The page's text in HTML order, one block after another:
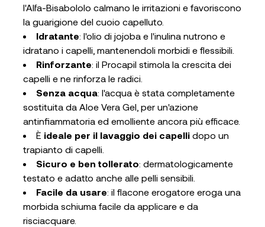
l'Alfa-Bisabololo calmano le irritazioni e favoriscono
la guarigione del cuoio capelluto.
Idratante: l'olio di jojoba e l'inulina nutrono e
idratano i capelli, mantenendoli morbidi e flessibili.
Rinforzante: il Procapil stimola la crescita dei
capelli e ne rinforza le radici.
Senza acqua: l'acqua è stata completamente
sostituita da Aloe Vera Gel, per un'azione
antinfiammatoria ed emolliente ancora più efficace.
È ideale per il lavaggio dei capellidopo un
trapianto di capelli.
Sicuro e ben tollerato: dermatologicamente
testato e adatto anche alle pelli sensibili.
Facile da usare: il flacone erogatore eroga una
morbida schiuma facile da applicare e da
risciacquare.